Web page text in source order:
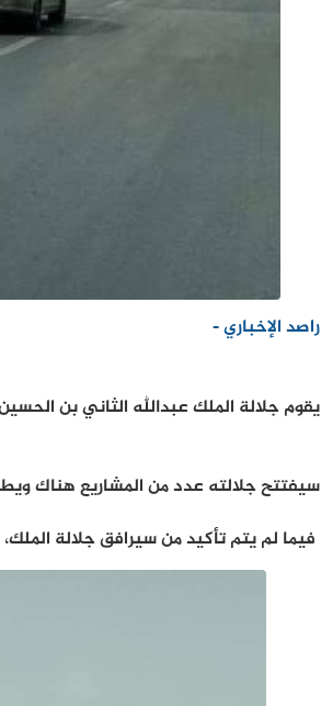
راصد الإخباري -
يقوم جلالة الملك عبدالله الثاني بن
سيفتتح جلالته عدد من المشاريع هناك
فيما لم يتم تأكيد من سيرافق جلالة